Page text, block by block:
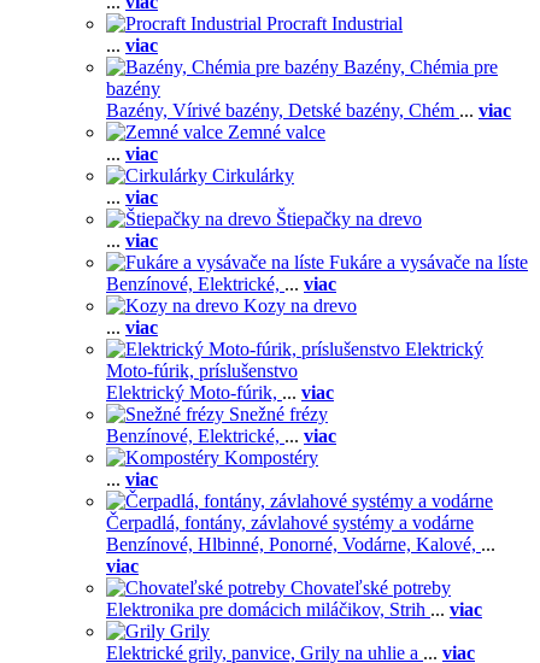
Procraft Industrial
... viac
Bazény, Chémia pre
bazény
Bazény, Vírivé bazény, Detské bazény, Chém ... viac
Zemné valce
... viac
Cirkulárky
... viac
Štiepačky na drevo
... viac
Fukáre a vysávače na líste
Benzínové, Elektrické, ... viac
Kozy na drevo
... viac
Elektrický
Moto-fúrik, príslušenstvo
Elektrický Moto-fúrik, ... viac
Snežné frézy
Benzínové, Elektrické, ... viac
Kompostéry
... viac
Čerpadlá, fontány, závlahové systémy a vodárne
Benzínové, Hlbinné, Ponorné, Vodárne, Kalové, ...
viac
Chovateľské potreby
Elektronika pre domácich miláčikov, Strih ... viac
Grily
Elektrické grily, panvice, Grily na uhlie a ... viac